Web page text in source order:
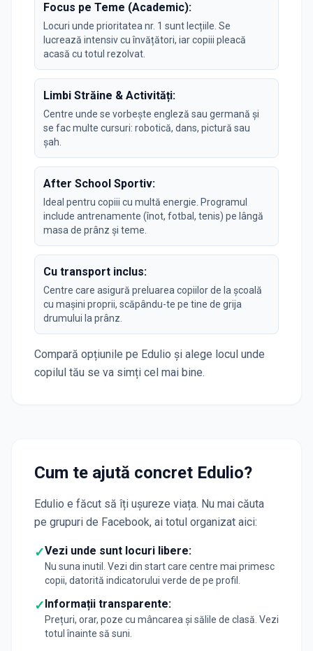
Focus pe Teme (Academic):
Locuri unde prioritatea nr. 1 sunt lecțiile. Se
lucrează intensiv cu învățători, iar copiii pleacă
acasă cu totul rezolvat.
Limbi Străine & Activități:
Centre unde se vorbește engleză sau germană și
se fac multe cursuri: robotică, dans, pictură sau
șah.
After School Sportiv:
Ideal pentru copiii cu multă energie. Programul
include antrenamente (înot, fotbal, tenis) pe lângă
masa de prânz și teme.
Cu transport inclus:
Centre care asigură preluarea copiilor de la școală
cu mașini proprii, scăpându-te pe tine de grija
drumului la prânz.
Compară opțiunile pe Edulio și alege locul unde
copilul tău se va simți cel mai bine.
Cum te ajută concret Edulio?
Edulio e făcut să îți ușureze viața. Nu mai căuta
pe grupuri de Facebook, ai totul organizat aici:
✓Vezi unde sunt locuri libere:
Nu suna inutil. Vezi din start care centre mai primesc
copii, datorită indicatorului verde de pe profil.
✓Informații transparente:
Prețuri, orar, poze cu mâncarea și sălile de clasă. Vezi
totul înainte să suni.